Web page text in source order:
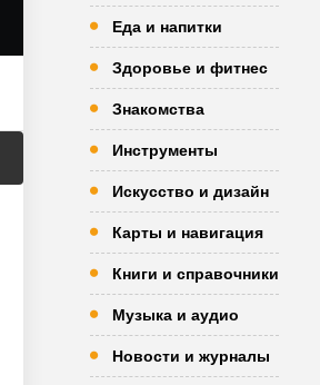
Еда и напитки
Здоровье и фитнес
Знакомства
Инструменты
Искусство и дизайн
Карты и навигация
Книги и справочники
Музыка и аудио
Новости и журналы